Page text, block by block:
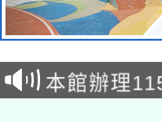
本校115學
招甄選結果
招)
適應運動共
本館辦理
科技賦能─